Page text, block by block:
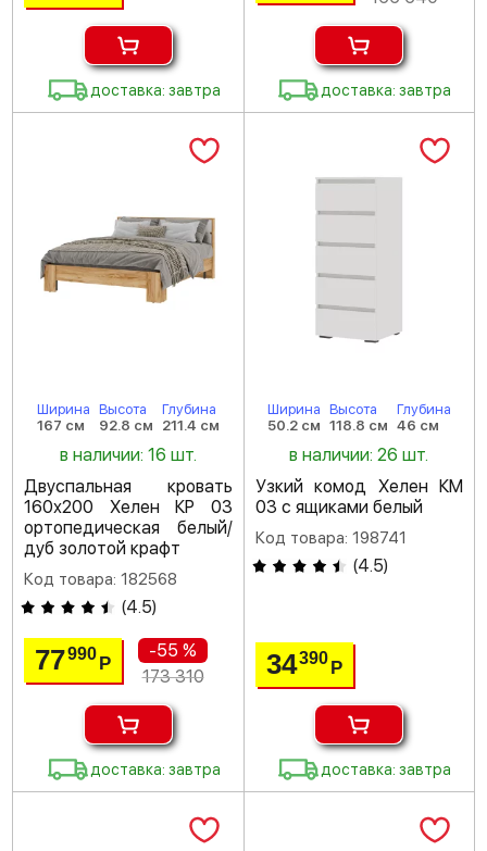
доставка: завтра доставка: завтра
Ширина
167 см
Высота
92.8 см
Глубина
211.4 см
в наличии: 16 шт.
Двуспальная кровать
160х200 Хелен КР 03
ортопедическая белый/
дуб золотой крафт
Код товара: 182568
(4.5)
77990Р
-55 %
173 310
доставка: завтра
Ширина
50.2 см
Высота
118.8 см
Глубина
46 см
в наличии: 26 шт.
Узкий комод Хелен КМ
03 с ящиками белый
Код товара: 198741
(4.5)
34390 Р
доставка: завтра